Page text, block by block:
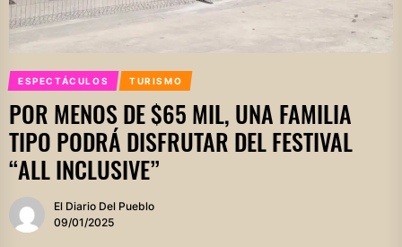
ESPECTÁCULOS TURISMO
POR MENOS DE $65 MIL, UNA FAMILIA
TIPO PODRÁ DISFRUTAR DEL FESTIVAL
“ALL INCLUSIVE”
El Diario Del Pueblo
09/01/2025